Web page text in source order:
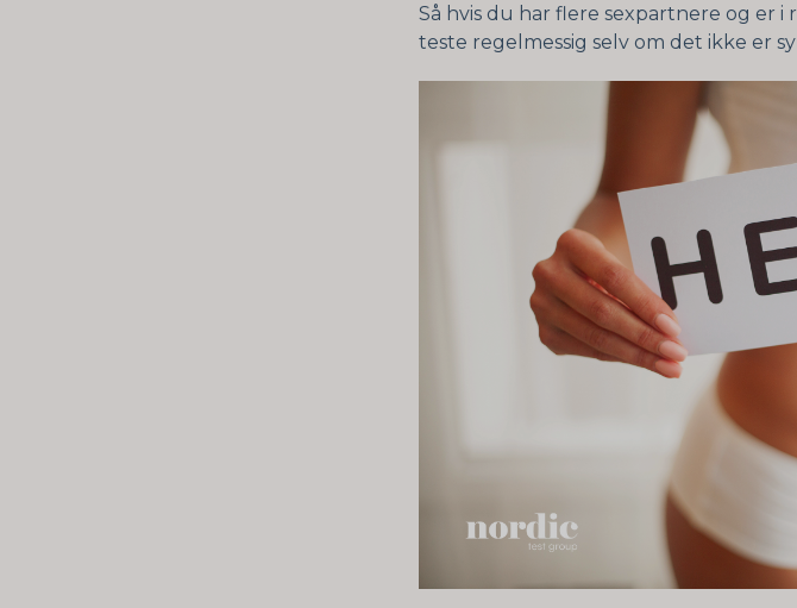
Så hvis du har flere sexpartnere og er i
teste regelmessig selv om det ikke er